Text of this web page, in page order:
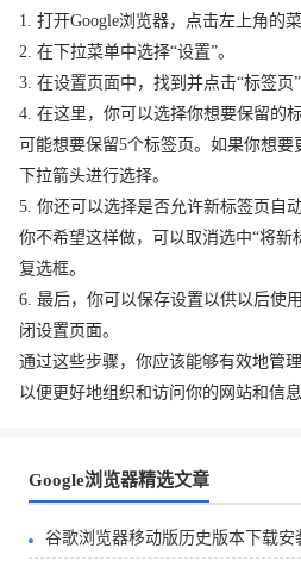
1. 打开Google浏览器，点击左上角的
2. 在下拉菜单中选择“设置”。
3. 在设置页面中，找到并点击“标签页”
4. 在这里，你可以选择你想要保留的
可能想要保留5个标签页。如果你想
下拉箭头进行选择。
5. 你还可以选择是否允许新标签页自
你不希望这样做，可以取消选中“将新
复选框。
6. 最后，你可以保存设置以供以后使
闭设置页面。
通过这些步骤，你应该能够有效地管
以便更好地组织和访问你的网站和信息
Google浏览器精选文章
谷歌浏览器移动版历史版本下载安